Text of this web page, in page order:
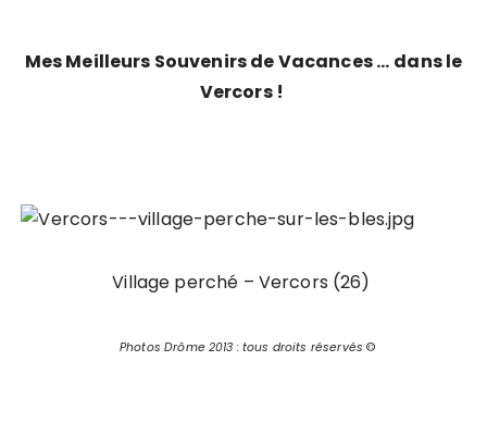
Mes Meilleurs Souvenirs de Vacances … dans le
Vercors !
Village perché – Vercors (26)
Photos Drôme 2013 : tous droits réservés ©